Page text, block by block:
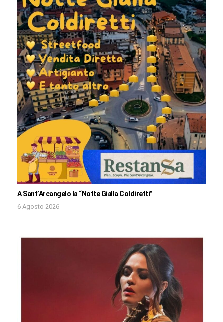
A Sant’Arcangelo la “Notte Gialla Coldiretti”
6 Agosto 2026